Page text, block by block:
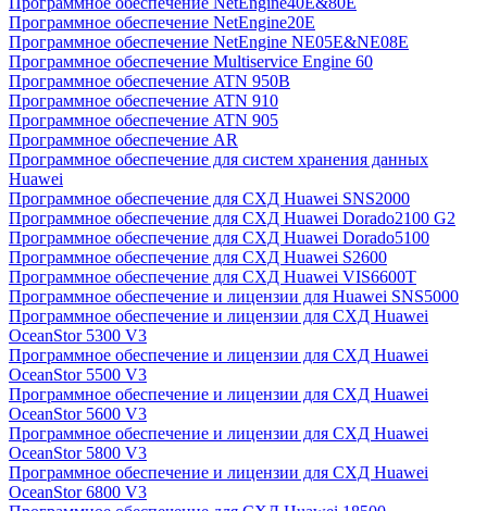
Программное обеспечение NetEngine20E
Программное обеспечение NetEngine NE05E&NE08E
Программное обеспечение Multiservice Engine 60
Программное обеспечение ATN 950B
Программное обеспечение ATN 910
Программное обеспечение ATN 905
Программное обеспечение AR
Программное обеспечение для систем хранения данных
Huawei
Программное обеспечение для СХД Huawei SNS2000
Программное обеспечение для СХД Huawei Dorado2100 G2
Программное обеспечение для СХД Huawei Dorado5100
Программное обеспечение для СХД Huawei S2600
Программное обеспечение для СХД Huawei VIS6600T
Программное обеспечение и лицензии для Huawei SNS5000
Программное обеспечение и лицензии для СХД Huawei
OceanStor 5300 V3
Программное обеспечение и лицензии для СХД Huawei
OceanStor 5500 V3
Программное обеспечение и лицензии для СХД Huawei
OceanStor 5600 V3
Программное обеспечение и лицензии для СХД Huawei
OceanStor 5800 V3
Программное обеспечение и лицензии для СХД Huawei
OceanStor 6800 V3